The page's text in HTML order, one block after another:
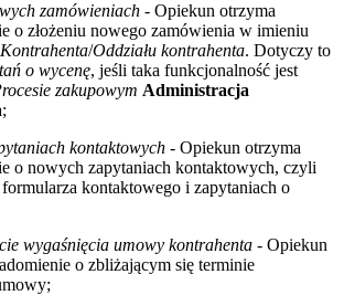
zamówieniach - Opiekun otrzyma
o złożeniu nowego zamówienia w imieniu
Kontrahenta/Oddziału kontrahenta. Dotyczy to
o wycenę, jeśli taka funkcjonalność jest
zakupowym Administracja
;
kontaktowych - Opiekun otrzyma
o nowych zapytaniach kontaktowych, czyli
kontaktowego i zapytaniach o
wygaśnięcia umowy kontrahenta - Opiekun
o zbliżającym się terminie